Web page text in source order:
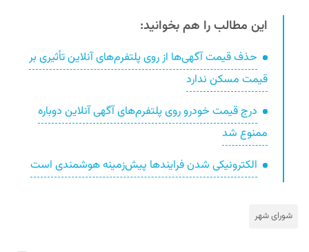
این مطالب را هم بخوانید:
حذف قیمت آگهی‌ها از روی پلتفرم‌های آنلاین تأثیری بر
قیمت مسکن ندارد
درج قیمت خودرو روی پلتفرم‌های آگهی آنلاین دوباره
ممنوع شد
الکترونیکی شدن فرایندها پیش‌زمینه هوشمندی است
شورای شهر